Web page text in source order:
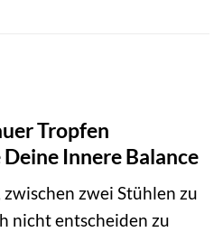
Tropfen
Innere Balance
zwei Stühlen zu
nicht entscheiden zu